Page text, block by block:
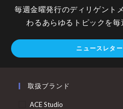
毎週金曜発行のディリゲント
わるあらゆるトピックを毎
ニュースレタ
取扱ブランド
ACE Studio